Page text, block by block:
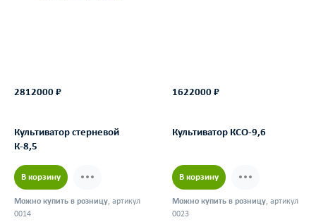
2812000 ₽
Культиватор стерневой
К-8,5
В корзину
Можно купить в розницу, артикул
0014
1622000 ₽
Культиватор КСО-9,6
В корзину
Можно купить в розницу, артикул
0023